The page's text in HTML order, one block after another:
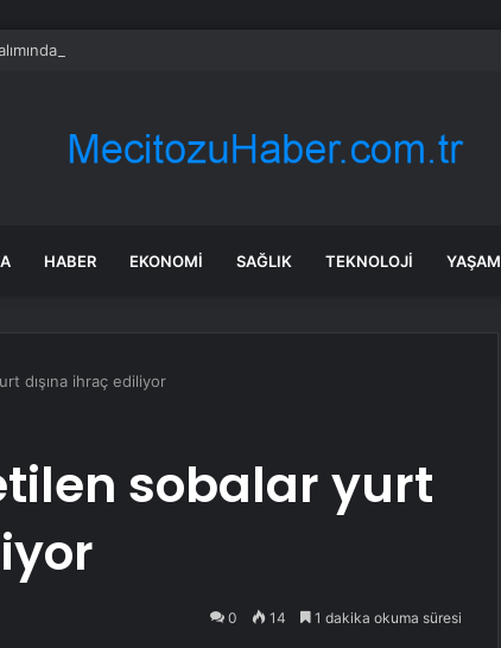
ÖTV düzenlemesi: Vatandaşlar bayilere akın etti
HABER EKONOMI SAĞLIK TEKNOLOJI YAŞAM
dışına ihraç ediliyor
sobalar yurt
0 14 1 dakika okuma süresi